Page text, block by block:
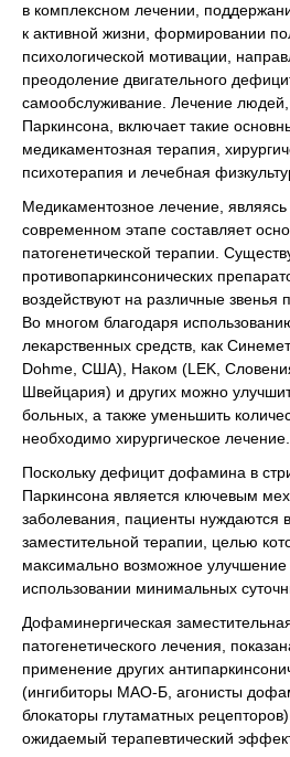
в комплексном лечении,
к активной жизни, формировании
психологической мотивации,
преодоление двигательного
самообслуживание. Лечение
Паркинсона, включает такие
медикаментозная терапия,
психотерапия и лечебная
Медикаментозное лечение,
современном этапе составляет
патогенетической терапии.
противопаркинсонических
воздействуют на различные звенья
Во многом благодаря
лекарственных средств, как
Dohme, США), Наком (LEK,
Швейцария) и других можно
больных, а также уменьшить
необходимо хирургическое лечение.
Поскольку дефицит дофамина в
Паркинсона является ключевым
заболевания, пациенты нуждаются
заместительной терапии, целью
максимально возможное улучшение
использовании минимальных
Дофаминергическая
патогенетического лечения,
применение других
(ингибиторы МАО-Б, агонисты
блокаторы глутаматных
ожидаемый терапевтический